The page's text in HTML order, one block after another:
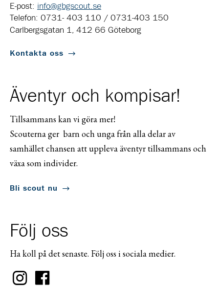
E-post: info@gbgscout.se
Telefon: 0731- 403 110 / 0731-403 150
Carlbergsgatan 1, 412 66 Göteborg
Kontakta oss
Äventyr och kompisar!
Tillsammans kan vi göra mer!
Scouterna ger barn och unga från alla delar av
samhället chansen att uppleva äventyr tillsammans och
växa som individer.
Bli scout nu
Följ oss
Ha koll på det senaste. Följ oss i sociala medier.